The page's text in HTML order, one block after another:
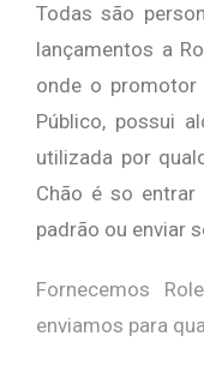
Todas são
lançamentos a
onde o
Público, possui
utilizada por
Chão é so
padrão ou enviar
Fornecemos
enviamos para